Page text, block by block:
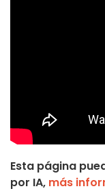
Esta página
por IA, más